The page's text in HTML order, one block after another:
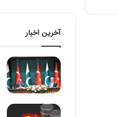
ن
ه
ا
ر
ا
ن‌
و
آخرین اخبار